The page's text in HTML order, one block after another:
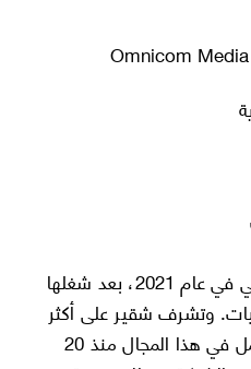
Omnicom
تقلدت شقير منصبها الحالي في عام 2021، بعد شغلها
وتشرف شقير على أكثر
من 1,031 شخصًا، كما تعمل في هذا المجال منذ 20